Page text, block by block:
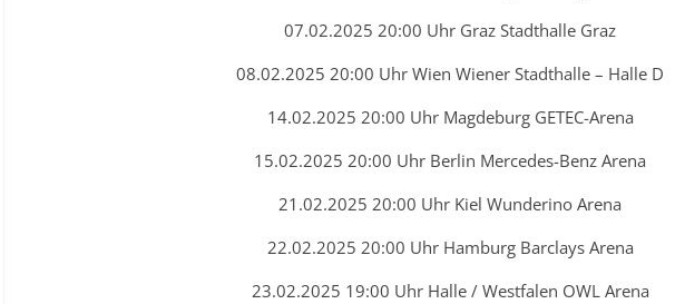
07.02.2025 20:00 Uhr Graz Stadthalle Graz
08.02.2025 20:00 Uhr Wien Wiener Stadthalle – Halle D
14.02.2025 20:00 Uhr Magdeburg GETEC-Arena
15.02.2025 20:00 Uhr Berlin Mercedes-Benz Arena
21.02.2025 20:00 Uhr Kiel Wunderino Arena
22.02.2025 20:00 Uhr Hamburg Barclays Arena
23.02.2025 19:00 Uhr Halle / Westfalen OWL Arena